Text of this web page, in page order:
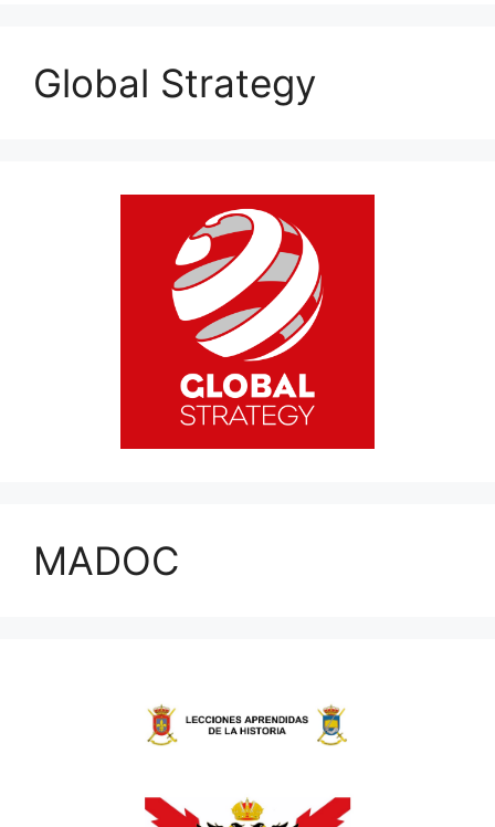
Global Strategy
MADOC